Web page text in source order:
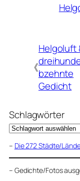
《
Helgoluft
bzehnte
Gedicht
Schlagwörter
– Die 272 Städte/
– Gedichte/Fotos